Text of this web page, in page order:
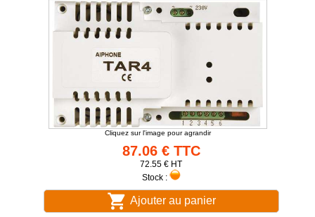
Cliquez sur l'image pour agrandir
87.06 € TTC
72.55 € HT
Stock :
Ajouter au panier